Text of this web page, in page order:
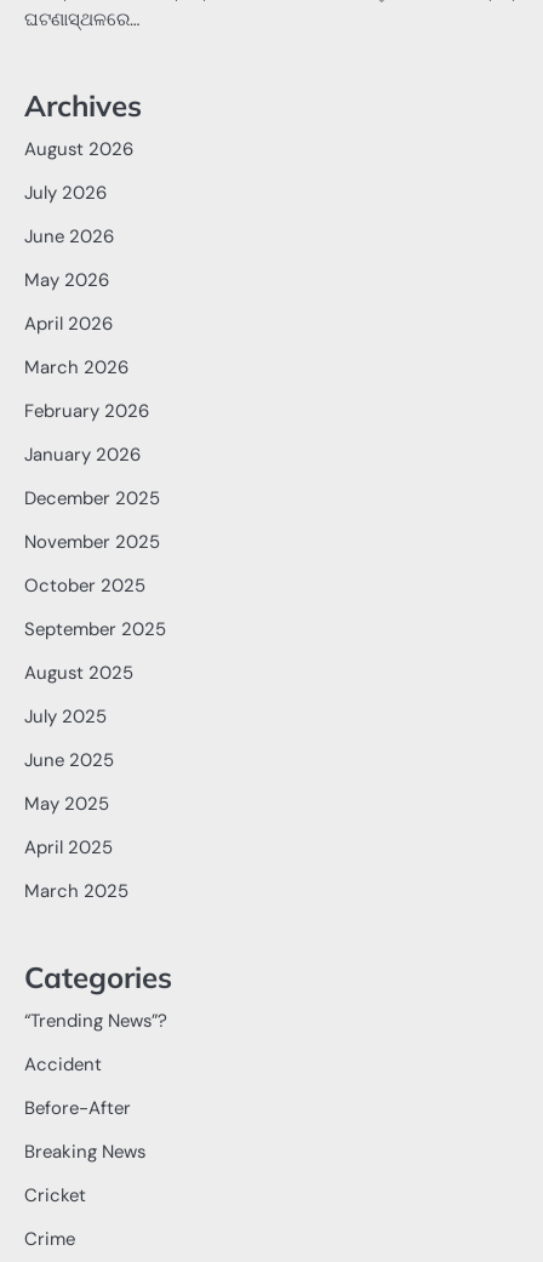
ଘଟଣାସ୍ଥଳରେ…
Archives
August 2026
July 2026
June 2026
May 2026
April 2026
March 2026
February 2026
January 2026
December 2025
November 2025
October 2025
September 2025
August 2025
July 2025
June 2025
May 2025
April 2025
March 2025
Categories
“Trending News”?
Accident
Before-After
Breaking News
Cricket
Crime